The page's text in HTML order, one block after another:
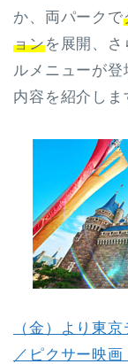
か、両パークで
ョンを展開、さ
ルメニューが
内容を紹介しま
（金）より東
／ピクサー映